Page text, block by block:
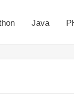
Java